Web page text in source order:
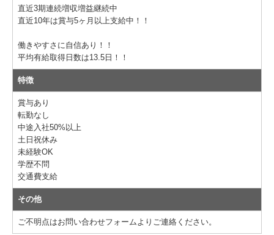
直近3期連続増収増益継続中
直近10年は賞与5ヶ月以上支給中！！
働きやすさに自信あり！！
平均有給取得日数は13.5日！！
特徴
賞与あり
転勤なし
中途入社50%以上
土日祝休み
未経験OK
学歴不問
交通費支給
その他
ご不明点はお問い合わせフォームよりご連絡ください。